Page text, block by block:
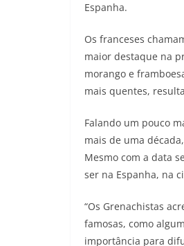
Espanha.
Os franceses
maior destaque na
morango e
mais quentes,
Falando um pouco
mais de uma
Mesmo com a data
ser na Espanha, na
“Os Grenachistas
famosas, como
importância para